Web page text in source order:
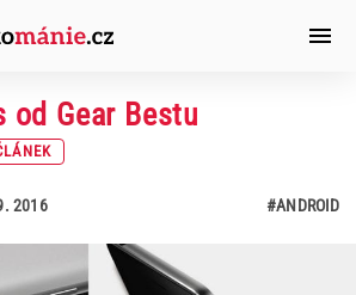
od Gear Bestu
2016 #ANDROID